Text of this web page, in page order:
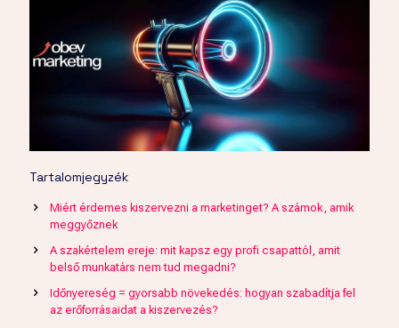
Tartalomjegyzék
Miért érdemes kiszervezni a marketinget? A számok, amik
meggyőznek
A szakértelem ereje: mit kapsz egy profi csapattól, amit
belső munkatárs nem tud megadni?
Időnyereség = gyorsabb növekedés: hogyan szabadítja fel
az erőforrásaidat a kiszervezés?